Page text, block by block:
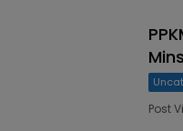
Post